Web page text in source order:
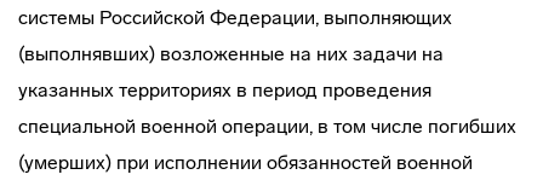
системы Российской Федерации, выполняющих
(выполнявших) возложенные на них задачи на
указанных территориях в период проведения
специальной военной операции, в том числе погибших
(умерших) при исполнении обязанностей военной